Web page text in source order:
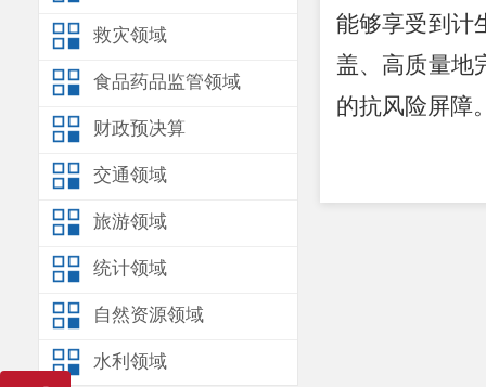
救灾领域
食品药品监管领域
财政预决算
交通领域
旅游领域
统计领域
自然资源领域
水利领域
能够享受到计
盖、高质量地
的抗风险屏障